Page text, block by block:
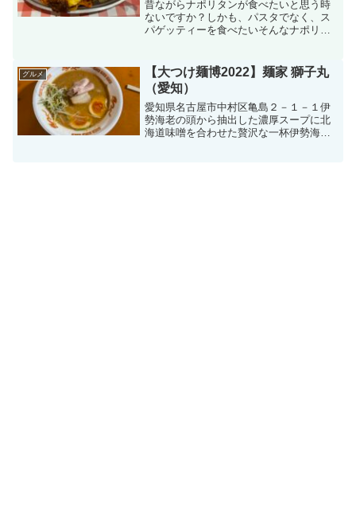
昔ながらナポリタンが食べたいと思う時
ないですか？しかも、パスタでなく、ス
パゲッティーを食べたいそんなナポリタ
野と古淵の間くらいでしょうか、駐車場
に車を止めますさて、どん...
グルメ
【大つけ麺博2022】麺家 獅子丸
（愛知）
愛知県名古屋市中村区亀島２－１－１伊
勢海老の頭から抽出した濃厚スープに北
海道味噌を合わせた贅沢な一杯伊勢海老